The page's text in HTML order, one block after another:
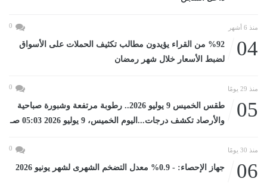
منذ 6 أشهر 0
04
%92 من القراء يؤيدون مطالب تكثيف الحملات على الأسواق
لضبط الأسعار خلال شهر رمضان
منذ 29 يومًا 0
05
طقس الخميس 9 يوليو 2026.. رطوبة مرتفعة وشبورة صباحية
والأرصاد تكشف درجات...اليوم الخميس، 9 يوليو 2026 05:03 صـ
منذ 30 يومًا 0
06 جهاز الإحصاء: - 0.9% معدل التضخم الشهرى لشهر يونيو 2026